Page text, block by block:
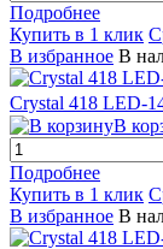
Подробнее
Купить в 1 клик
В избранное В
Crystal 418 LED-
В
Подробнее
Купить в 1 клик
В избранное В